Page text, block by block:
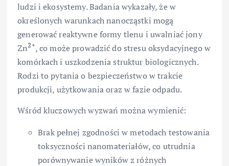
ludzi i ekosystemy. Badania wykazały, że w
określonych warunkach nanocząstki mogą
generować reaktywne formy tlenu i uwalniać jony
Zn2+, co może prowadzić do stresu oksydacyjnego w
komórkach i uszkodzenia struktur biologicznych.
Rodzi to pytania o bezpieczeństwo w trakcie
produkcji, użytkowania oraz w fazie odpadu.
Wśród kluczowych wyzwań można wymienić:
Brak pełnej zgodności w metodach testowania
toksyczności nanomateriałów, co utrudnia
porównywanie wyników z różnych